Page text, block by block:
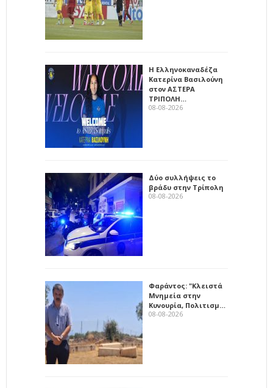
Η Ελληνοκαναδέζα
Κατερίνα Βασιλούνη
στον ΑΣΤΕΡΑ
ΤΡΙΠΟΛΗ…
08-08-2026
Δύο συλλήψεις το
βράδυ στην Τρίπολη
08-08-2026
Φαράντος: "Κλειστά
Μνημεία στην
Κυνουρία, Πολιτισμ…
08-08-2026